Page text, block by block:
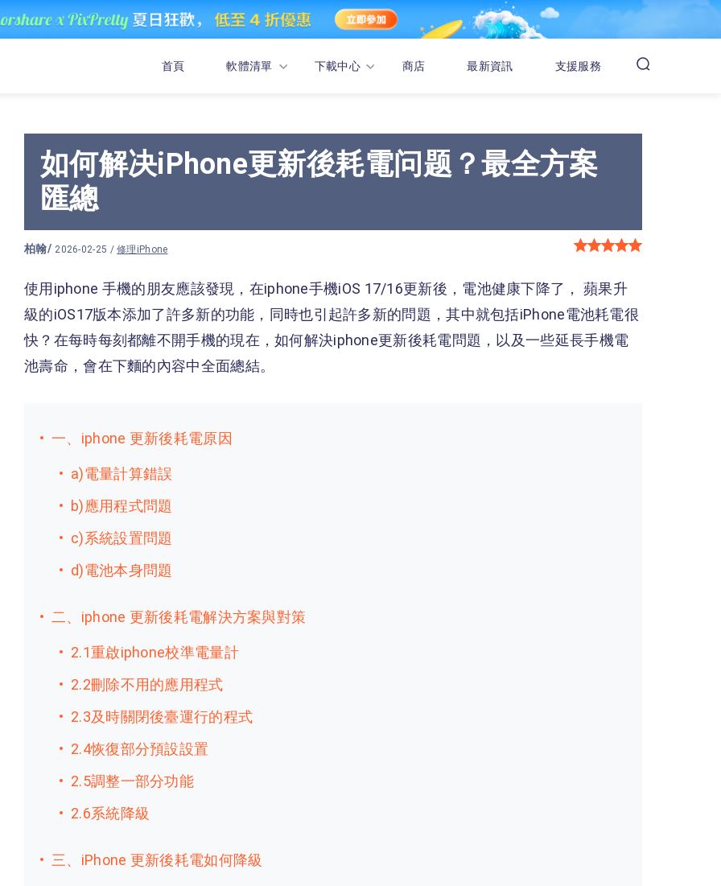
首頁 軟體清單 下載中心 商店 最新資訊 支援服務
如何解决iPhone更新後耗電问题？最全方案
匯總
柏翰/ 2026-02-25 /修理iPhone
使用iphone 手機的朋友應該發現，在iphone手機iOS 17/16更新後，電池健康下降了， 蘋果升
級的iOS17版本添加了許多新的功能，同時也引起許多新的問題，其中就包括iPhone電池耗電很
快？在每時每刻都離不開手機的現在，如何解決iphone更新後耗電問題，以及一些延長手機電
池壽命，會在下麵的內容中全面總結。
一、iphone 更新後耗電原因
a)電量計算錯誤
b)應用程式問題
c)系統設置問題
d)電池本身問題
二、iphone 更新後耗電解決方案與對策
2.1重啟iphone校準電量計
2.2刪除不用的應用程式
2.3及時關閉後臺運行的程式
2.4恢復部分預設設置
2.5調整一部分功能
2.6系統降級
三、iPhone 更新後耗電如何降級